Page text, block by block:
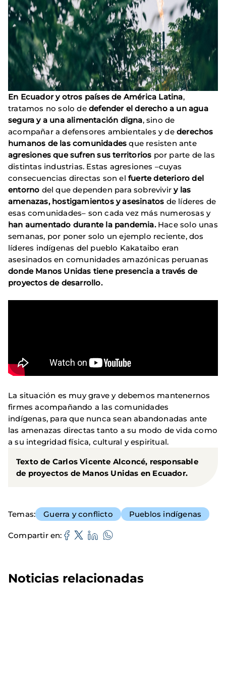
En Ecuador y otros países de América Latina,
tratamos no solo de defender el derecho a un agua
segura y a una alimentación digna, sino de
acompañar a defensores ambientales y dederechos
humanos de las comunidades que resisten ante
agresiones que sufren sus territorios por parte de las
distintas industrias. Estas agresiones –cuyas
consecuencias directas son el fuerte deterioro del
entorno del que dependen para sobreviviry las
amenazas, hostigamientos y asesinatos de líderes de
esas comunidades– son cada vez más numerosas y
han aumentado durante la pandemia.Hace solo unas
semanas, por poner solo un ejemplo reciente, dos
líderes indígenas del pueblo Kakataibo eran
asesinados en comunidades amazónicas peruanas
donde Manos Unidas tiene presencia a través de
proyectos de desarrollo.
La situación es muy grave y debemos mantenernos
firmes acompañando a las comunidades
indígenas, para que nunca sean abandonadas ante
las amenazas directas tanto a su modo de vida como
a su integridad física, cultural y espiritual.
Texto de Carlos Vicente Alconcé, responsable
de proyectos de Manos Unidas en Ecuador.
Temas Guerra y conflicto Pueblos indígenas
Compartir en
Noticias relacionadas